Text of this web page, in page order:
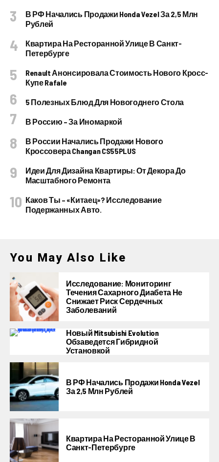
В РФ Начались Продажи Honda Vezel За 2,5 Млн
Рублей
Квартира На Ресторанной Улице В Санкт-
Петербурге
Renault Анонсировала Стоимость Нового Кросс-
Купе Rafale
5 Полезных Блюд Для Новогоднего Стола
В Россию – За Иномаркой
В России Начались Продажи Нового
Кроссовера Changan CS55PLUS
Идеи Для Дизайна Квартиры: От Декора До
Масштабного Ремонта
Каков Ты – «китаец»? Исследование
Подержанных Авто.
You May Also Like
Исследование: Мониторинг
Течения Сахарного Диабета Не
Снижает Риск Сердечных
Заболеваний
Новый Mitsubishi Evolution
Обзаведется Гибридной
Установкой
В РФ Начались Продажи Honda Vezel
За 2,5 Млн Рублей
Квартира На Ресторанной Улице В
Санкт-Петербурге